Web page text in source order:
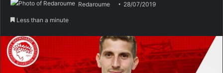
Redaroume 28/07/2019
Less than a minute